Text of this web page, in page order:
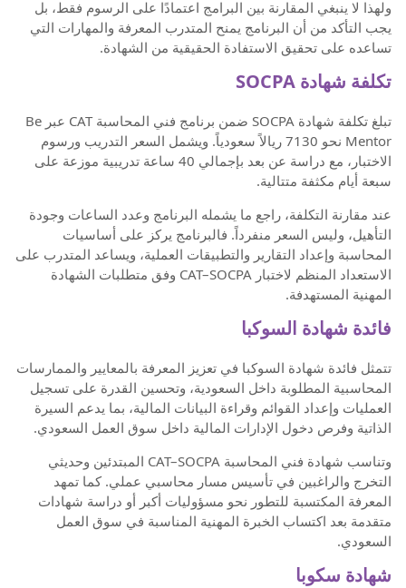
ولهذا لا ينبغي المقارنة بين البرامج اعتمادًا على الرسوم فقط، بل
يجب التأكد من أن البرنامج يمنح المتدرب المعرفة والمهارات التي
تساعده على تحقيق الاستفادة الحقيقية من الشهادة.
تكلفة شهادة SOCPA
تبلغ تكلفة شهادة SOCPA ضمن برنامج فني المحاسبة CAT عبر Be
Mentor نحو 7130 ريالاً سعودياً. ويشمل السعر التدريب ورسوم
الاختبار، مع دراسة عن بعد بإجمالي 40 ساعة تدريبية موزعة على
سبعة أيام مكثفة متتالية.
عند مقارنة التكلفة، راجع ما يشمله البرنامج وعدد الساعات وجودة
التأهيل، وليس السعر منفرداً. فالبرنامج يركز على أساسيات
المحاسبة وإعداد التقارير والتطبيقات العملية، ويساعد المتدرب على
الاستعداد المنظم لاختبار CAT–SOCPA وفق متطلبات الشهادة
المهنية المستهدفة.
فائدة شهادة السوكبا
تتمثل فائدة شهادة السوكبا في تعزيز المعرفة بالمعايير والممارسات
المحاسبية المطلوبة داخل السعودية، وتحسين القدرة على تسجيل
العمليات وإعداد القوائم وقراءة البيانات المالية، بما يدعم السيرة
الذاتية وفرص دخول الإدارات المالية داخل سوق العمل السعودي.
وتناسب شهادة فني المحاسبة CAT–SOCPA المبتدئين وحديثي
التخرج والراغبين في تأسيس مسار محاسبي عملي. كما تمهد
المعرفة المكتسبة للتطور نحو مسؤوليات أكبر أو دراسة شهادات
متقدمة بعد اكتساب الخبرة المهنية المناسبة في سوق العمل
السعودي.
شهادة سكوبا